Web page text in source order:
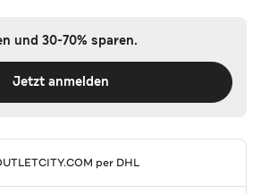
und 30-70% sparen.
Jetzt anmelden
per DHL